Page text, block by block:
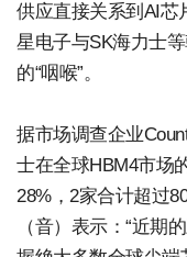
供应直接关系到AI芯
星电子与SK海力士
的“咽喉”。
据市场调查企业
士在全球HBM4市场
28%，2家合计超过
（音）表示：“近期